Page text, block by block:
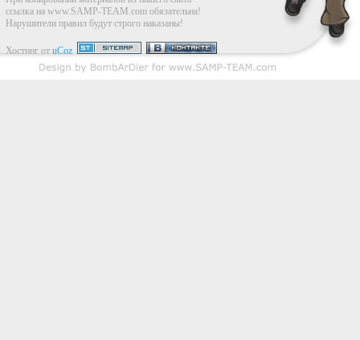
ссылка на www.SAMP-TEAM.com обязательна!
Нарушители правил будут строго наказаны!
Хостинг от uCoz